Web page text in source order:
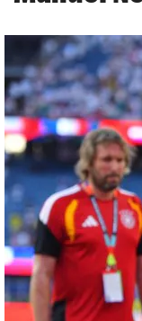
search
Suchbegriff
eingeben
© Krone Multimedia
Muthgasse 2, 1190